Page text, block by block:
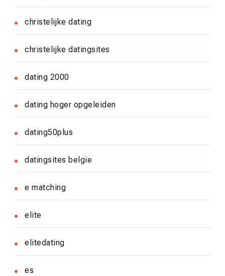
christelijke dating
christelijke datingsites
dating 2000
dating hoger opgeleiden
dating50plus
datingsites belgie
e matching
elite
elitedating
es